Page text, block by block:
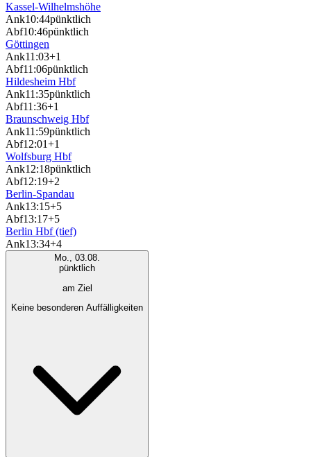
Kassel-Wilhelmshöhe
Ank10:44pünktlich
Abf10:46pünktlich
Göttingen
Ank11:03+1
Abf11:06pünktlich
Hildesheim Hbf
Ank11:35pünktlich
Abf11:36+1
Braunschweig Hbf
Ank11:59pünktlich
Abf12:01+1
Wolfsburg Hbf
Ank12:18pünktlich
Abf12:19+2
Berlin-Spandau
Ank13:15+5
Abf13:17+5
Berlin Hbf (tief)
Ank13:34+4
Mo., 03.08.
pünktlich
am Ziel
Keine besonderen Auffälligkeiten